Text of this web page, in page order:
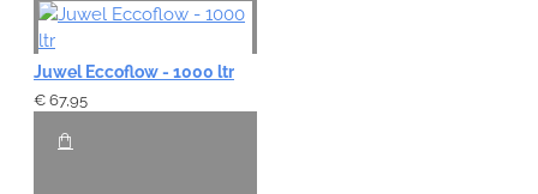
Juwel Eccoflow - 1000 ltr
€ 67,95